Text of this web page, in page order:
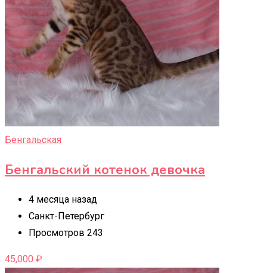
Бенгальская
Бенгальский котенок девочка
4 месяца назад
Санкт-Петербург
Просмотров 243
45,000 ₽